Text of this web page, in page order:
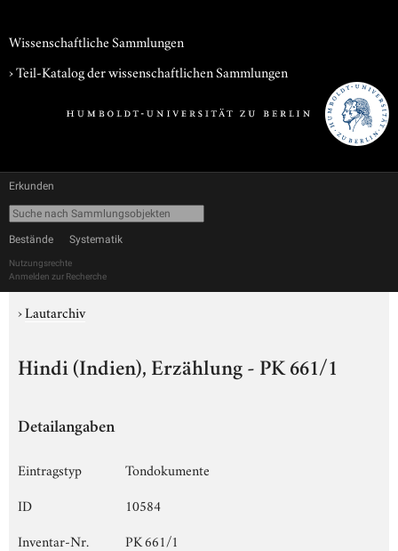
Wissenschaftliche Sammlungen
› Teil-Katalog der wissenschaftlichen Sammlungen
Erkunden
Bestände Systematik
Nutzungsrechte
Anmelden zur Recherche
›Lautarchiv
Hindi (Indien), Erzählung - PK 661/1
Detailangaben
Eintragstyp
Tondokumente
ID
10584
Inventar-Nr.
PK 661/1